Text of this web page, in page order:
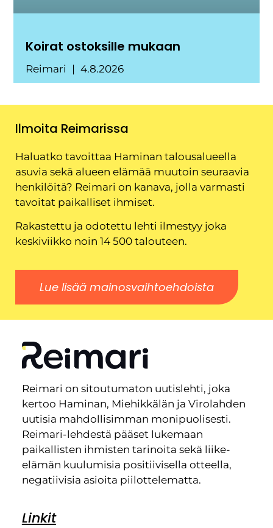
Koirat ostoksille mukaan
Reimari 4.8.2026
Ilmoita Reimarissa
Haluatko tavoittaa Haminan talousalueella
asuvia sekä alueen elämää muutoin seuraavia
henkilöitä? Reimari on kanava, jolla varmasti
tavoitat paikalliset ihmiset.
Rakastettu ja odotettu lehti ilmestyy joka
keskiviikko noin 14 500 talouteen.
Lue lisää mainosvaihtoehdoista
Reimari on sitoutumaton uutislehti, joka
kertoo Haminan, Miehikkälän ja Virolahden
uutisia mahdollisimman monipuolisesti.
Reimari-lehdestä pääset lukemaan
paikallisten ihmisten tarinoita sekä liike-
elämän kuulumisia positiivisella otteella,
negatiivisia asioita piilottelematta.
Linkit